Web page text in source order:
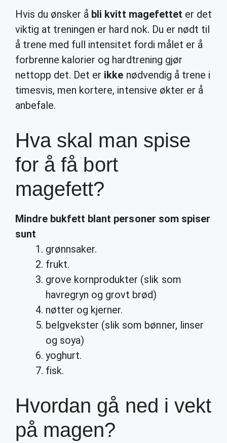
Hvis du ønsker å bli kvitt magefettet er det
viktig at treningen er hard nok. Du er nødt til
å trene med full intensitet fordi målet er å
forbrenne kalorier og hardtrening gjør
nettopp det. Det er ikke nødvendig å trene i
timesvis, men kortere, intensive økter er å
anbefale.
Hva skal man spise
for å få bort
magefett?
Mindre bukfett blant personer som spiser
sunt
grønnsaker.
frukt.
grove kornprodukter (slik som
havregryn og grovt brød)
nøtter og kjerner.
belgvekster (slik som bønner, linser
og soya)
yoghurt.
fisk.
Hvordan gå ned i vekt
på magen?